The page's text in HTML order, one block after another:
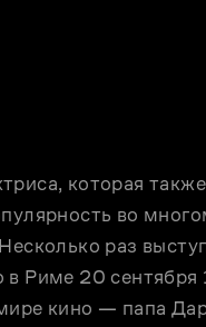
которая
во
раз
Риме 20 сентября
кино — папа